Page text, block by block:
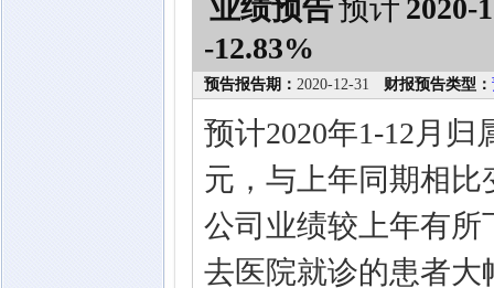
业绩预告预计 2020-
-12.83%
预告报告期： 2020-12-31 财报预告类型：
预计2020年1-12月归
元，与上年同期相比
公司业绩较上年有
去医院就诊的患者